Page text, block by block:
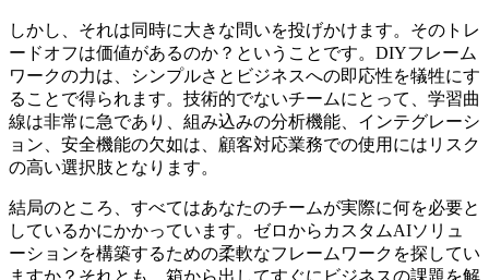
しかし、それは同時に大きな問いを投げかけます。そのトレ
ードオフは価値があるのか？ということです。DIYフレーム
ワークの力は、シンプルさとビジネスへの即応性を犠牲にす
ることで得られます。技術的でないチームにとって、学習曲
線は非常に急であり、組み込みの分析機能、インテグレーシ
ョン、安全機能の欠如は、顧客対応業務での使用にはリスク
の高い選択肢となります。
結局のところ、すべてはあなたのチームが実際に何を必要と
しているかにかかっています。ゼロからカスタムAIソリュ
ーションを構築するための柔軟なフレームワークを探してい
ますか？それとも、箱から出してすぐにビジネスの課題を解